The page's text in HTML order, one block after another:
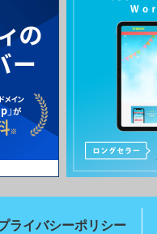
ライバシーポリシー